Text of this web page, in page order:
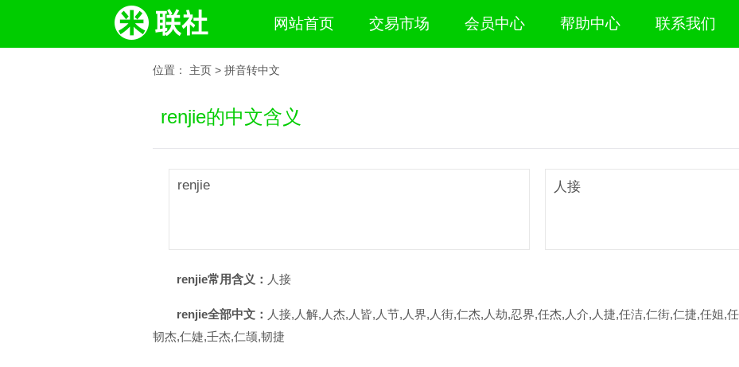
网站首页 交易市场 会员中心 帮助中心 联系我们
位置： 主页 > 拼音转中文
renjie的中文含义
renjie 人接
renjie常用含义： 人接
renjie全部中文： 人接,人解,人杰,人皆,人节,人界,人街,仁杰,人劫,忍界,任杰,人介,人捷,任洁,仁街,仁捷,任姐,
韧杰,仁婕,壬杰,仁颉,韧捷